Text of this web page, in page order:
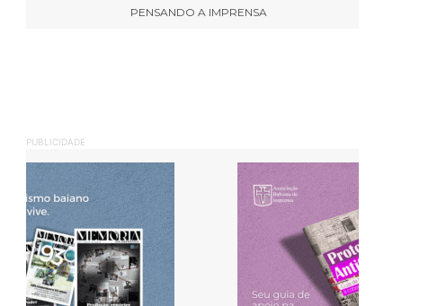
PENSANDO A IMPRENSA
PUBLICIDADE